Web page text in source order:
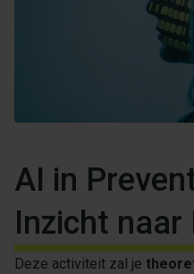
AI in
Inzicht naar
Deze activiteit zal je